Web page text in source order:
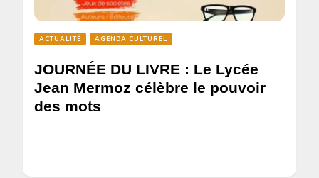
ACTUALITÉ AGENDA CULTUREL
JOURNÉE DU LIVRE : Le Lycée
Jean Mermoz célèbre le pouvoir
des mots